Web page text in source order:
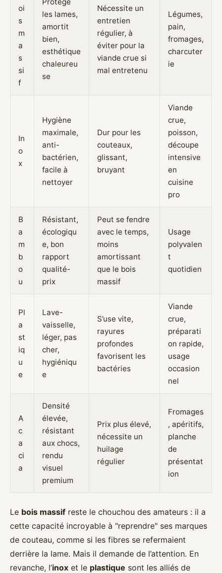
oi
s
m
a
s
si
f
les lames,
amortit
bien,
esthétique
chaleureu
se
Nécessite un
entretien
régulier, à
éviter pour la
viande crue si
mal entretenu
Légumes,
pain,
fromages,
charcuter
ie
In
o
x
Hygiène
maximale,
anti-
bactérien,
facile à
nettoyer
Dur pour les
couteaux,
glissant,
bruyant
Viande
crue,
poisson,
découpe
intensive
en
cuisine
pro
B
a
m
b
o
u
Résistant,
écologiqu
e, bon
rapport
qualité-
prix
Peut se fendre
avec le temps,
moins
amortissant
que le bois
massif
Usage
polyvalen
t
quotidien
Pl
a
st
iq
u
e
Lave-
vaisselle,
léger, pas
cher,
hygiéniqu
e
S’use vite,
rayures
profondes
favorisent les
bactéries
Viande
crue,
préparati
on rapide,
usage
occasion
nel
A
c
a
ci
a
Densité
élevée,
résistant
aux chocs,
rendu
visuel
premium
Prix plus élevé,
nécessite un
huilage
régulier
Fromages
, apéritifs,
planche
de
présentat
ion
Le bois massif reste le chouchou des amateurs : il a
cette capacité incroyable à "reprendre" ses marques
de couteau, comme si les fibres se refermaient
derrière la lame. Mais il demande de l’attention. En
revanche, l’inox et le plastique sont les alliés de